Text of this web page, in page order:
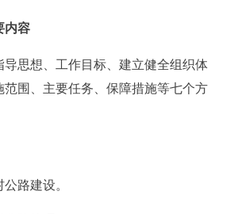
内容
导思想、工作目标、建立健全组织体
范围、主要任务、保障措施等七个方
公路建设。